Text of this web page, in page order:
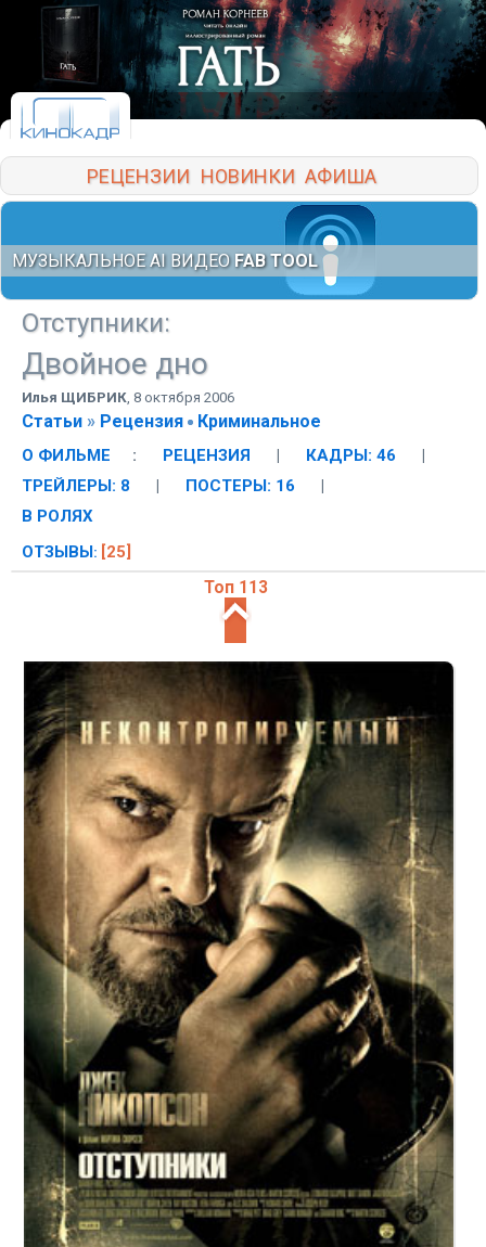
РЕЦЕНЗИИ НОВИНКИ АФИША
МУЗЫКАЛЬНОЕ AI ВИДЕО FAB TOOL
Отступники:
Двойное дно
Илья ЩИБРИК, 8 октября 2006
Статьи » Рецензия Криминальное
О ФИЛЬМЕ : РЕЦЕНЗИЯ | КАДРЫ: 46
|
ТРЕЙЛЕРЫ: 8
| ПОСТЕРЫ: 16
|
В РОЛЯХ
ОТЗЫВЫ: [25]
Топ 113